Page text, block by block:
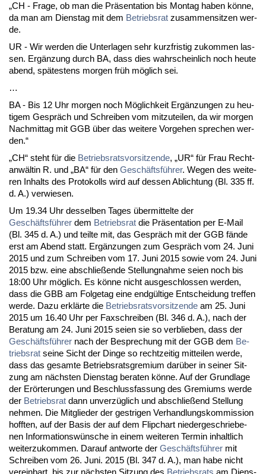
„CH - Fra­ge, ob man die Präsen­ta­ti­on bis Mon­tag ha­ben könne,
da man am Diens­tag mit dem Be­triebs­rat zu­sam­men­sit­zen wer­
de.
UR - Wir wer­den die Un­ter­la­gen sehr kurz­fris­tig zu­kom­men las­
sen. Ergänzung durch BA, dass dies wahr­schein­lich noch heu­te
abend, spätes­tens mor­gen früh möglich sei.
…
BA - Bis 12 Uhr mor­gen noch Möglich­keit Ergänzun­gen zu heu­
ti­gem Gespräch und Schrei­ben vom mit­zu­tei­len, da wir mor­gen
Nach­mit­tag mit GGB über das wei­te­re Vor­ge­hen spre­chen wer­
den.“
„CH“ steht für die Be­triebs­rats­vor­sit­zen­de, „UR“ für Frau Rech­t­
anwältin R. und „BA“ für den Geschäftsführer. We­gen des wei­te­
ren In­halts des Pro­to­kolls wird auf des­sen Ab­lich­tung (Bl. 335 ff.
d. A.) ver­wie­sen.
Um 19.34 Uhr des­sel­ben Ta­ges über­mit­tel­te der
Geschäftsführer dem Be­triebs­rat die Präsen­ta­ti­on per E-Mail
(Bl. 345 d. A.) und teil­te mit, das Gespräch mit der GGB fände
erst am Abend statt. Ergänzun­gen zum Gespräch vom 24. Ju­ni
2015 und zum Schrei­ben vom 17. Ju­ni 2015 so­wie vom 24. Ju­ni
2015 bzw. ei­ne ab­sch­ließen­de Stel­lung­nah­me sei­en noch bis
18:00 Uhr möglich. Es könne nicht aus­ge­schlos­sen wer­den,
dass die GBB am Fol­ge­tag ei­ne endgülti­ge Ent­schei­dung tref­fen
wer­de. Da­zu erklärte die Be­triebs­rats­vor­sit­zen­de am 25. Ju­ni
2015 um 16.40 Uhr per Fax­schrei­ben (Bl. 346 d. A.), nach der
Be­ra­tung am 24. Ju­ni 2015 sei­en sie so ver­blie­ben, dass der
Geschäftsführer nach der Be­spre­chung mit der GGB dem Be­
triebs­rat sei­ne Sicht der Din­ge so recht­zei­tig mit­tei­len wer­de,
dass das ge­sam­te Be­triebs­rats­gre­mi­um darüber in sei­ner Sit­
zung am nächs­ten Diens­tag be­ra­ten könne. Auf der Grund­la­ge
der Erörte­run­gen und Be­schluss­fas­sung des Gre­mi­ums wer­de
der Be­triebs­rat dann un­verzüglich und ab­sch­ließend Stel­lung
neh­men. Die Mit­glie­der der gest­ri­gen Ver­hand­lungs­kom­mis­si­on
hoff­ten, auf der Ba­sis der auf dem Flip­chart nie­der­ge­schrie­be­
nen In­for­ma­ti­onswünsche in ei­nem wei­te­ren Ter­min in­halt­lich
wei­ter­zu­kom­men. Dar­auf ant­wor­te der Geschäftsführer mit
Schrei­ben vom 26. Ju­ni. 2015 (Bl. 347 d. A.), man ha­be nicht